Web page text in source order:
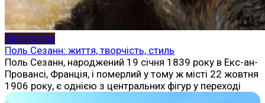
Мистецтво
Поль Сезанн: життя, творчість, стиль
Поль Сезанн, народжений 19 січня 1839 року в Екс-ан-
Провансі, Франція, і померлий у тому ж місті 22 жовтня
1906 року, є однією з центральних фігур у переході